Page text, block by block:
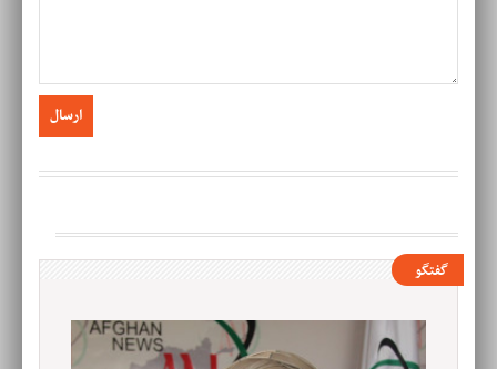
گفتگو